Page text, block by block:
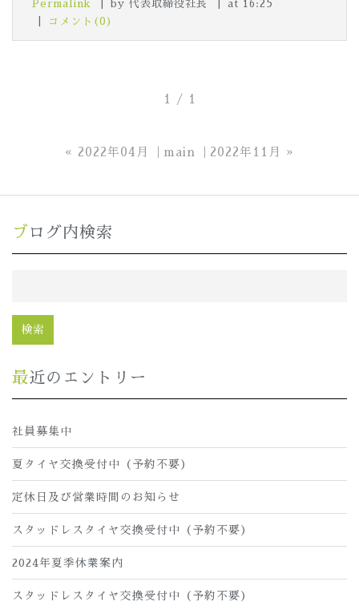
Permalink by 代表取締役社長
at 16:25
コメント(0)
1 / 1
« 2022年04月 main 2022年11月 »
ブログ内検索
最近のエントリー
社員募集中
夏タイヤ交換受付中（予約不要）
定休日及び営業時間のお知らせ
スタッドレスタイヤ交換受付中（予約不要）
2024年夏季休業案内
スタッドレスタイヤ交換受付中（予約不要）